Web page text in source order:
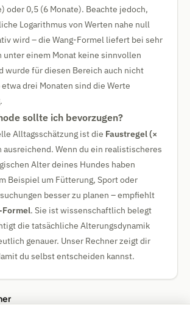
oder 0,5 (6 Monate). Beachte jedoch,
Logarithmus von Werten nahe null
wird – die Wang-Formel liefert bei sehr
unter einem Monat keine sinnvollen
wurde für diesen Bereich auch nicht
drei Monaten sind die Werte
sollte ich bevorzugen?
Alltagsschätzung ist die Faustregel (×
ausreichend. Wenn du ein realistischeres
Alter deines Hundes haben
Beispiel um Fütterung, Sport oder
besser zu planen – empfiehlt
Formel. Sie ist wissenschaftlich belegt
die tatsächliche Alterungsdynamik
genauer. Unser Rechner zeigt dir
du selbst entscheiden kannst.